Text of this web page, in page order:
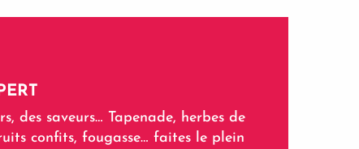
des saveurs… Tapenade, herbes de
confits, fougasse… faites le plein